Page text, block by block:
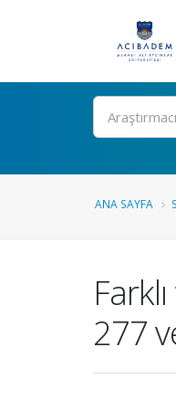
Ara
ANA SAYFA
277